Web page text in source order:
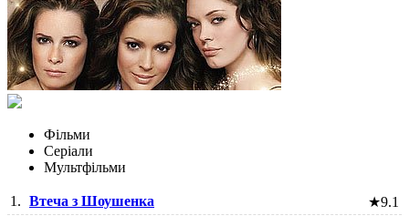
Фільми
Серіали
Мультфільми
1. Втеча з Шоушенка ★9.1